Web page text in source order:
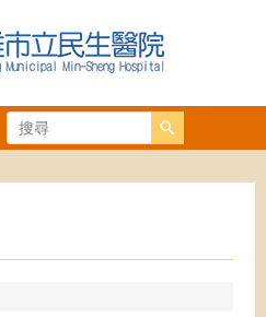
搜尋